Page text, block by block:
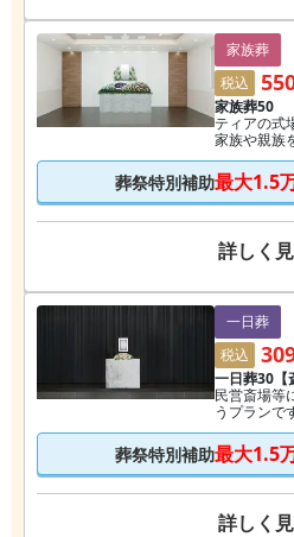
家族葬
税込
家族葬50
ティアの式
家族や親族
ンです。 ※
葬祭特別補助最大1.5
詳しく
一日葬
税込
一日葬30【
民営斎場等
うプランで
です。
葬祭特別補助最大1.5
詳しく